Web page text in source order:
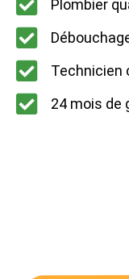
Plombier
Technicien
24 mois de